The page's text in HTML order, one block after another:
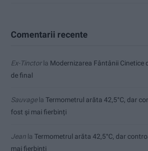
Comentarii recente
Ex-Tinctorla Modernizarea Fântânii Cinetice
de final
Sauvagela Termometrul arăta 42,5°C, dar
fost și mai fierbinți
Jean la Termometrul arăta 42,5°C, dar
mai fierbinți